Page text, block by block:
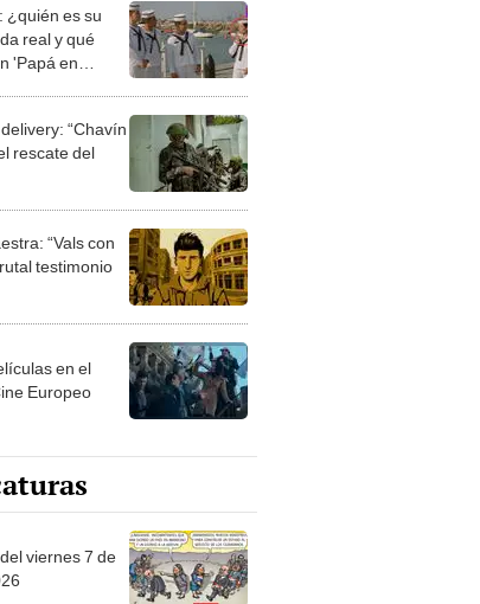
¿quién es su
real y qué
'Papá en
“Chavín
rescate del
“Vals con
testimonio
en el
Europeo
viernes 7 de